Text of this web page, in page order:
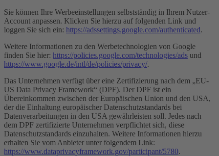
Sie können Ihre Werbeeinstellungen selbstständig in Ihrem Nutzer-
Account anpassen. Klicken Sie hierzu auf folgenden Link und
loggen Sie sich ein: https://adssettings.google.com/authenticated.
Weitere Informationen zu den Werbetechnologien von Google
finden Sie hier: https://policies.google.com/technologies/ads und
https://www.google.de/intl/de/policies/privacy/.
Das Unternehmen verfügt über eine Zertifizierung nach dem „EU-
US Data Privacy Framework“ (DPF). Der DPF ist ein
Übereinkommen zwischen der Europäischen Union und den USA,
der die Einhaltung europäischer Datenschutzstandards bei
Datenverarbeitungen in den USA gewährleisten soll. Jedes nach
dem DPF zertifizierte Unternehmen verpflichtet sich, diese
Datenschutzstandards einzuhalten. Weitere Informationen hierzu
erhalten Sie vom Anbieter unter folgendem Link:
https://www.dataprivacyframework.gov/participant/5780.